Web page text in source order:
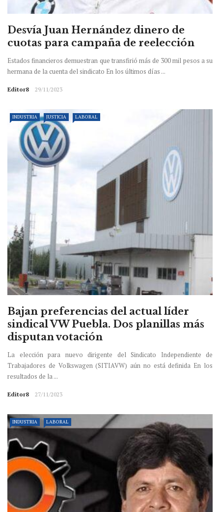
Desvía Juan Hernández dinero de
cuotas para campaña de reelección
Estados financieros demuestran que transfirió más de 300 mil pesos a su
hermana de la cuenta del sindicato En los últimos días ...
Editor8 29/11/2023
INDUSTRIA JUSTICIA LABORAL
Bajan preferencias del actual líder
sindical VW Puebla. Dos planillas más
disputan votación
La elección para nuevo dirigente del Sindicato Independiente de
Trabajadores de Volkswagen (SITIAVW) aún no está definida En los
resultados de la ...
Editor8 27/11/2023
INDUSTRIA LABORAL